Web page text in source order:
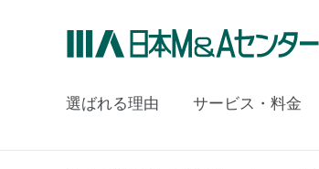
選ばれる理由 サービス・料金